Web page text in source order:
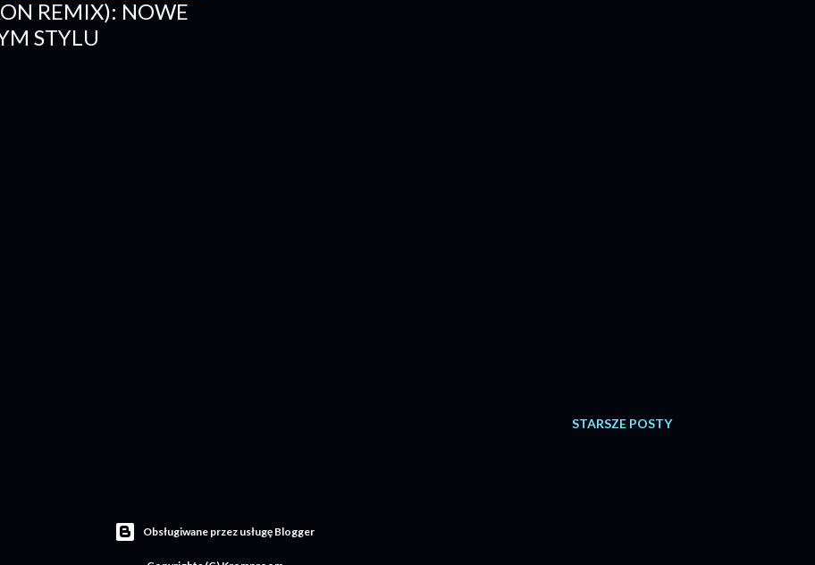
REMIX): NOWE
STYLU
STARSZE POSTY
Obsługiwane przez usługę Blogger